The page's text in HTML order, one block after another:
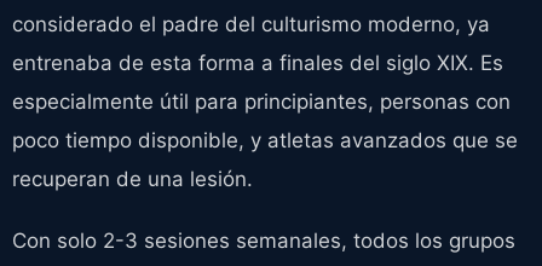
considerado el padre del culturismo moderno, ya
entrenaba de esta forma a finales del siglo XIX. Es
especialmente útil para principiantes, personas con
poco tiempo disponible, y atletas avanzados que se
recuperan de una lesión.
Con solo 2-3 sesiones semanales, todos los grupos